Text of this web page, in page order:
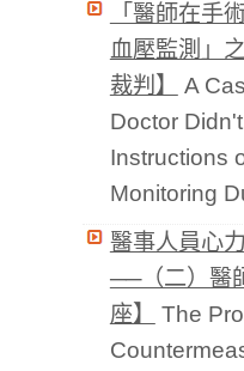
「醫師在手
血壓監測」
裁判】
A
Doctor
Instructions
Monitoring
醫事人員心
──（二）醫
座】
The